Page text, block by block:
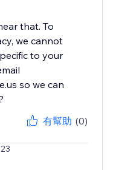
that. To
we cannot
to your
so we can
有幫助 (0)